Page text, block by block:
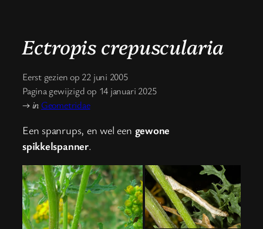
Ectropis crepuscularia
Eerst gezien op 22 juni 2005
Pagina gewijzigd op 14 januari 2025
→ in Geometridae
Een spanrups, en wel een gewone
spikkelspanner.